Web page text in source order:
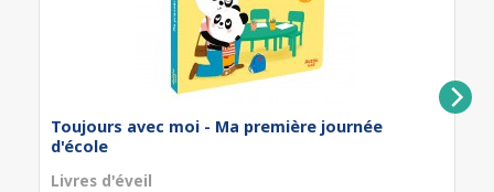
Toujours avec moi - Ma première journée
d'école
Livres d'éveil